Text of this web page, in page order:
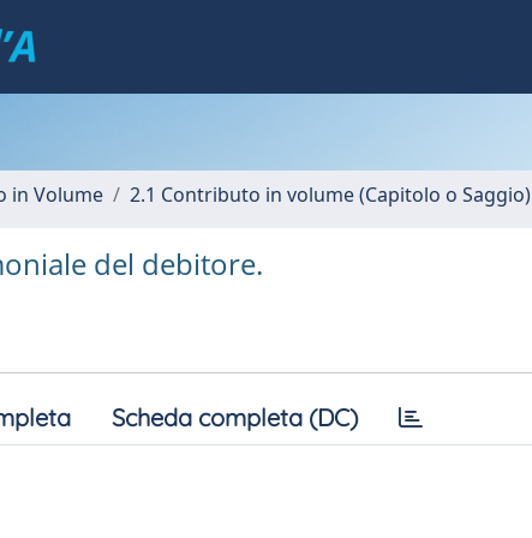
in Volume 2.1 Contributo in volume (Capitolo o Saggio)
del debitore.
Scheda completa (DC)